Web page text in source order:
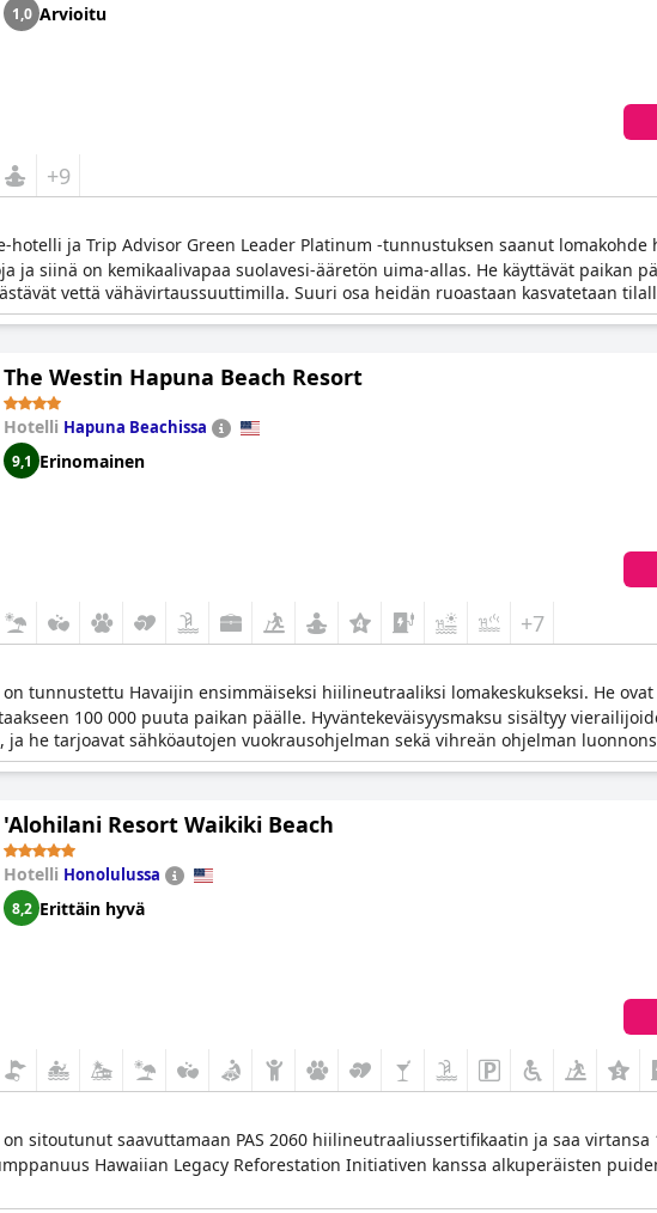
1,0 Arvioitu
+9
hotelli ja Trip Advisor Green Leader Platinum -tunnustuksen saanut
siinä on kemikaalivapaa suolavesi-ääretön uima-allas. He käyttävät paikan
vettä vähävirtaussuuttimilla. Suuri osa heidän ruoastaan kasvatetaan
The Westin Hapuna Beach Resort
Hotelli Hapuna Beachissa
9,1 Erinomainen
+7
on tunnustettu Havaijin ensimmäiseksi hiilineutraaliksi lomakeskukseksi. He
100 000 puuta paikan päälle. Hyväntekeväisyysmaksu sisältyy
he tarjoavat sähköautojen vuokrausohjelman sekä vihreän ohjelman
'Alohilani Resort Waikiki Beach
Hotelli Honolulussa
8,2 Erittäin hyvä
on sitoutunut saavuttamaan PAS 2060 hiilineutraaliussertifikaatin ja saa
Hawaiian Legacy Reforestation Initiativen kanssa alkuperäisten